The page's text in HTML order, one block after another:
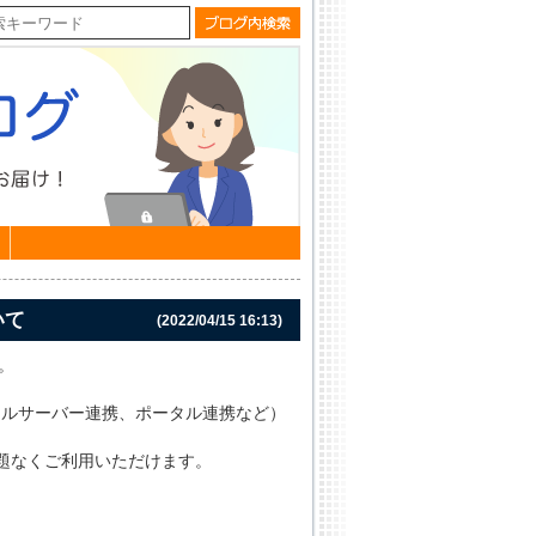
(2022/04/15 16:13)
て
サーバー連携、ポータル連携など）
くご利用いただけます。